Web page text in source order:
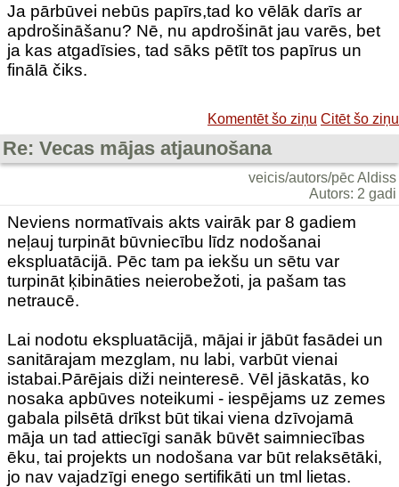
Ja pārbūvei nebūs papīrs,tad ko vēlāk darīs ar
apdrošināšanu? Nē, nu apdrošināt jau varēs, bet
ja kas atgadīsies, tad sāks pētīt tos papīrus un
finālā čiks.
Komentēt šo ziņu Citēt šo ziņu
Re: Vecas mājas atjaunošana
veicis/autors/pēc Aldiss
Autors: 2 gadi
Neviens normatīvais akts vairāk par 8 gadiem
neļauj turpināt būvniecību līdz nodošanai
ekspluatācijā. Pēc tam pa iekšu un sētu var
turpināt ķibināties neierobežoti, ja pašam tas
netraucē.
Lai nodotu ekspluatācijā, mājai ir jābūt fasādei un
sanitārajam mezglam, nu labi, varbūt vienai
istabai.Pārējais diži neinteresē. Vēl jāskatās, ko
nosaka apbūves noteikumi - iespējams uz zemes
gabala pilsētā drīkst būt tikai viena dzīvojamā
māja un tad attiecīgi sanāk būvēt saimniecības
ēku, tai projekts un nodošana var būt relaksētāki,
jo nav vajadzīgi enego sertifikāti un tml lietas.